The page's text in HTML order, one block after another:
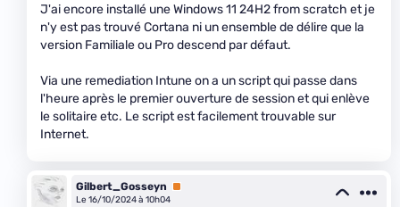
J'ai encore installé une Windows 11 24H2 from scratch et je
n'y est pas trouvé Cortana ni un ensemble de délire que la
version Familiale ou Pro descend par défaut.
Via une remediation Intune on a un script qui passe dans
l'heure après le premier ouverture de session et qui enlève
le solitaire etc. Le script est facilement trouvable sur
Internet.
Gilbert_Gosseyn
Premium
Le 16/10/2024 à 10h04